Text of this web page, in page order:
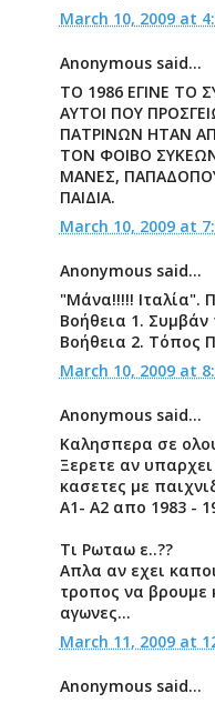
March 10, 2009 at
Anonymous said...
TΟ 1986 ΕΓΙΝΕ ΤΟ
ΑΥΤΟΙ ΠΟΥ
ΠΑΤΡΙΝΩΝ ΗΤΑΝ
ΤΟΝ ΦΟΙΒΟ
ΜΑΝΕΣ,
ΠΑΙΔΙΑ.
March 10, 2009 at
Anonymous said...
"Μάνα!!!!! Ιταλία".
Βοήθεια 1. Συμβάν
Βοήθεια 2. Τόπος
March 10, 2009 at
Anonymous said...
Καλησπερα σε
Ξερετε αν
κασετες με
Α1- Α2 απο 1983 -
Τι Ρωταω ε..??
Απλα αν εχει
τροπος να βρουμε
αγωνες...
March 11, 2009 at
Anonymous said...